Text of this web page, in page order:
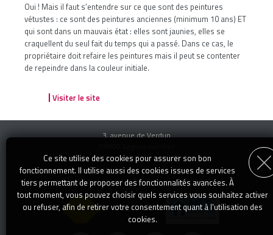
Oui ! Mais il faut s’entendre sur ce que sont des peintures
vétustes : ce sont des peintures anciennes (minimum 10 ans) ET
qui sont dans un mauvais état : elles sont jaunies, elles se
craquellent du seul fait du temps qui a passé. Dans ce cas, le
propriétaire doit refaire les peintures mais il peut se contenter
de repeindre dans la couleur initiale.
Visiter le site
3, avenue de Verdun
Téléphone : 04 92 13 14 00
E-mail :transaction@specialimmo.com
Mentions Légales -Articles-Recrutement
Ce site utilise des cookies pour assurer son bon
fonctionnement. Il utilise aussi des cookies issues de services
tiers permettant de proposer des fonctionnalités avancées. À
tout moment, vous pouvez choisir quels services vous souhaitez activer
ou refuser, afin de retirer votre consentement quant à l'utilisation des
cookies.